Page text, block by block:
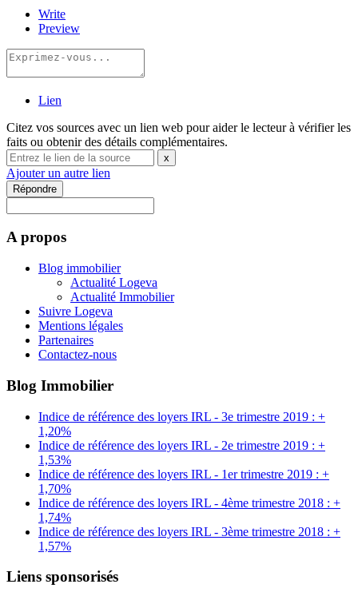
Write
Preview
Lien
Citez vos sources avec un lien web pour aider le lecteur à vérifier les
faits ou obtenir des détails complémentaires.
x
Ajouter un autre lien
Répondre
A propos
Blog immobilier
Actualité Logeva
Actualité Immobilier
Suivre Logeva
Mentions légales
Partenaires
Contactez-nous
Blog Immobilier
Indice de référence des loyers IRL - 3e trimestre 2019 : +
1,20%
Indice de référence des loyers IRL - 2e trimestre 2019 : +
1,53%
Indice de référence des loyers IRL - 1er trimestre 2019 : +
1,70%
Indice de référence des loyers IRL - 4ème trimestre 2018 : +
1,74%
Indice de référence des loyers IRL - 3ème trimestre 2018 : +
1,57%
Liens sponsorisés